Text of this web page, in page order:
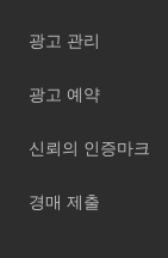
광고 관리
광고 예약
신뢰의 인증마크
경매 제출